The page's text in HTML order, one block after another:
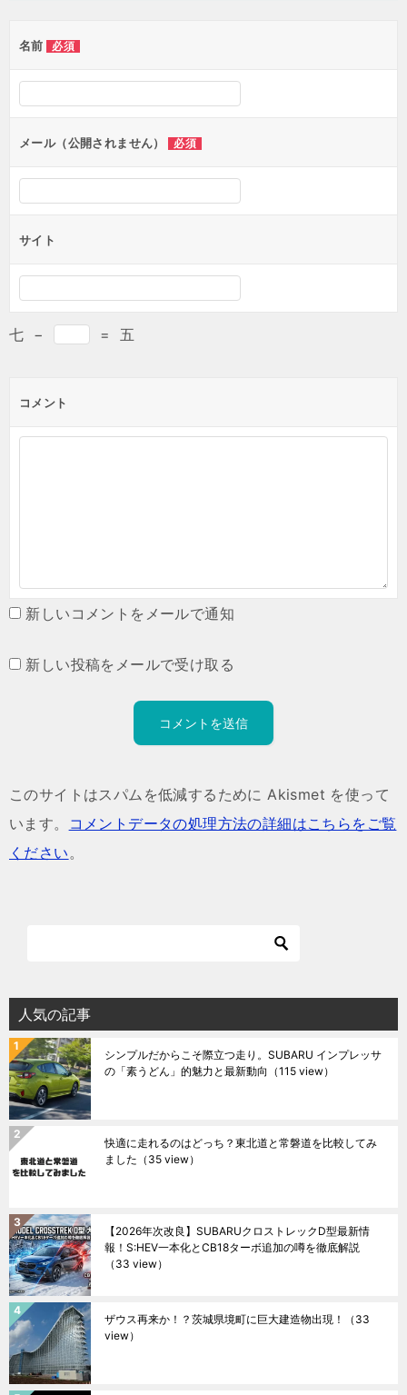
名前 必須
メール（公開されません） 必須
サイト
七 − = 五
コメント
新しいコメントをメールで通知
新しい投稿をメールで受け取る
このサイトはスパムを低減するために Akismet を使って
います。
コメントデータの処理方法の詳細はこちらをご覧
ください。
人気の記事
シンプルだからこそ際立つ走り。SUBARU インプレッサ
の「素うどん」的魅力と最新動向 （115 view）
快適に走れるのはどっち？東北道と常磐道を比較してみ
ました （35 view）
【2026年次改良】SUBARUクロストレックD型最新情
報！S:HEV一本化とCB18ターボ追加の噂を徹底解説
（33 view）
ザウス再来か！？茨城県境町に巨大建造物出現！
（33
view）